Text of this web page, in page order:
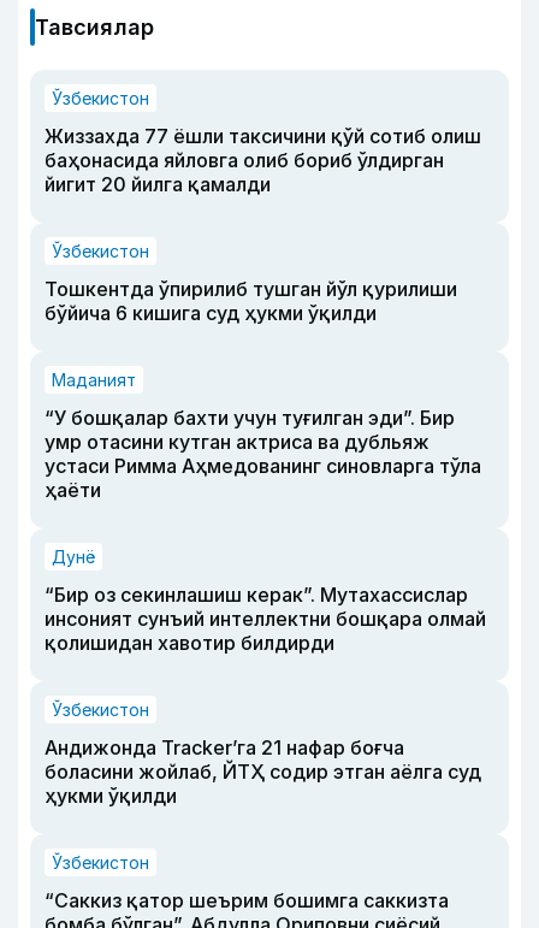
Тавсиялар
Ўзбекистон
Жиззахда 77 ёшли таксичини қўй сотиб олиш
баҳонасида яйловга олиб бориб ўлдирган
йигит 20 йилга қамалди
Ўзбекистон
Тошкентда ўпирилиб тушган йўл қурилиши
бўйича 6 кишига суд ҳукми ўқилди
Маданият
“У бошқалар бахти учун туғилган эди”. Бир
умр отасини кутган актриса ва дубльяж
устаси Римма Аҳмедованинг синовларга тўла
ҳаёти
Дунё
“Бир оз секинлашиш керак”. Мутахассислар
инсоният сунъий интеллектни бошқара олмай
қолишидан хавотир билдирди
Ўзбекистон
Андижонда Tracker’га 21 нафар боғча
боласини жойлаб, ЙТҲ содир этган аёлга суд
ҳукми ўқилди
Ўзбекистон
“Саккиз қатор шеърим бошимга саккизта